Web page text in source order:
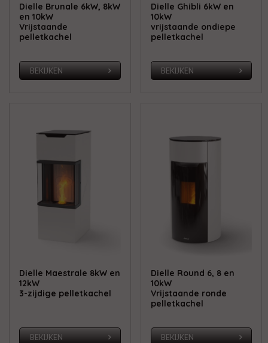
Dielle Brunale 6kW, 8kW
en 10kW
Vrijstaande
pelletkachel
BEKIJKEN
Dielle Ghibli 6kW en
10kW
vrijstaande ondiepe
pelletkachel
BEKIJKEN
Dielle Maestrale 8kW en
12kW
3-zijdige pelletkachel
BEKIJKEN
Dielle Round 6, 8 en
10kW
Vrijstaande ronde
pelletkachel
BEKIJKEN